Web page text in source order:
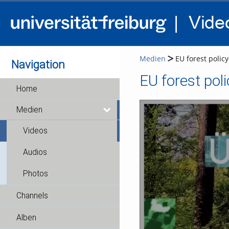
Navigation
Home
Medien
Videos
Audios
Photos
Channels
Alben
Medien EU forest